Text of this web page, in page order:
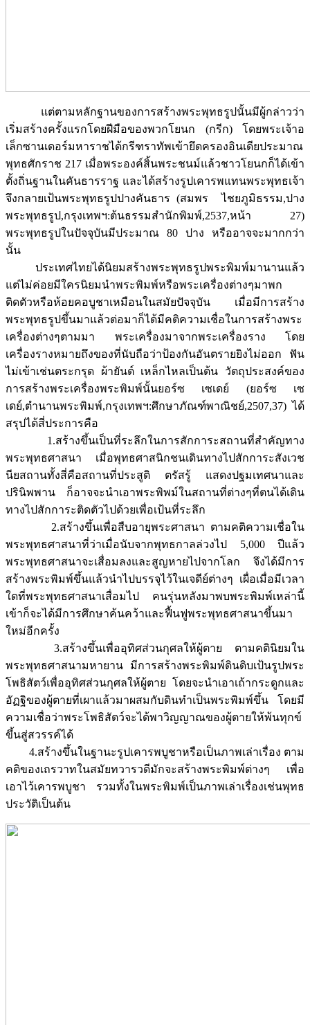
แต่ตามหลักฐานของการสร้างพระพุทธรูปนั้นมีผู้กล่าวว่า
เริ่มสร้างครั้งแรกโดยฝีมือของพวกโยนก (กรีก) โดยพระเจ้าอ
เล็กซานเดอร์มหาราชได้กรีฑราทัพเข้ายึดครองอินเดียประมาณ
พุทธศักราช 217 เมื่อพระองค์สิ้นพระชนม์แล้วชาวโยนกก็ได้เข้า
ตั้งถิ่นฐานในคันธารราฐ และได้สร้างรูปเคารพแทนพระพุทธเจ้า
จึงกลายเป้นพระพุทธรูปปางคันธาร (สมพร ไชยภูมิธรรม,ปาง
พระพุทธรูป,กรุงเทพฯ:ต้นธรรมสำนักพิมพ์,2537,หน้า 27)
พระพุทธรูปในปัจจุบันมีประมาณ 80 ปาง หรืออาจจะมากกว่า
นั้น
ประเทศไทยได้นิยมสร้างพระพุทธรูปพระพิมพ์มานานแล้ว
แต่ไม่ค่อยมีใครนิยมนำพระพิมพ์หรือพระเครื่องต่างๆมาพก
ติดตัวหรือห้อยคอบูชาเหมือนในสมัยปัจจุบัน เมื่อมีการสร้าง
พระพุทธรูปขึ้นมาแล้วต่อมาก็ได้มีคติความเชื่อในการสร้างพระ
เครื่องต่างๆตามมา พระเครื่องมาจากพระเครื่องราง โดย
เครื่องรางหมายถึงของที่นับถือว่าป้องกันอันตรายยิงไม่ออก ฟัน
ไม่เข้าเช่นตระกรุด ผ้ายันต์ เหล็กไหลเป็นต้น วัตถุประสงค์ของ
การสร้างพระเครื่องพระพิมพ์นั้นยอร์ซ เซเดย์ (ยอร์ซ เซ
เดย์,ตำนานพระพิมพ์,กรุงเทพฯ:ศึกษาภัณฑ์พาณิชย์,2507,37) ได้
สรุปได้สี่ประการคือ
1.สร้างขึ้นเป็นที่ระลึกในการสักการะสถานที่สำคัญทาง
พระพุทธศาสนา เมื่อพุทธศาสนิกชนเดินทางไปสักการะสังเวช
นียสถานทั้งสี่คือสถานที่ประสูติ ตรัสรู้ แสดงปฐมเทศนาและ
ปรินิพพาน ก็อาจจะนำเอาพระพิพม์ในสถานที่ต่างๆที่ตนได้เดิน
ทางไปสักการะติดตัวไปด้วยเพื่อเป้นที่ระลึก
2.สร้างขึ้นเพื่อสืบอายุพระศาสนา ตามคติความเชื่อใน
พระพุทธศาสนาที่ว่าเมื่อนับจากพุทธกาลล่วงไป 5,000 ปีแล้ว
พระพุทธศาสนาจะเสื่อมลงและสูญหายไปจากโลก จึงได้มีการ
สร้างพระพิมพ์ขึ้นแล้วนำไปบรรจุไว้ในเจดีย์ต่างๆ เผื่อเมื่อมีเวลา
ใดที่พระพุทธศาสนาเสื่อมไป คนรุ่นหลังมาพบพระพิมพ์เหล่านี้
เข้าก็จะได้มีการศึกษาค้นคว้าและฟื้นฟูพระพุทธศาสนาขึ้นมา
ใหม่อีกครั้ง
3.สร้างขึ้นเพื่ออุทิศส่วนกุศลให้ผู้ตาย ตามคตินิยมใน
พระพุทธศาสนามหายาน มีการสร้างพระพิมพ์ดินดิบเป้นรูปพระ
โพธิสัตว์เพื่ออุทิศส่วนกุศลให้ผู้ตาย โดยจะนำเอาเถ้ากระดูกและ
อัฏฐิของผู้ตายที่เผาแล้วมาผสมกับดินทำเป็นพระพิมพ์ขึ้น โดยมี
ความเชื่อว่าพระโพธิสัตว์จะได้พาวิญญาณของผู้ตายให้พ้นทุกข์
ขึ้นสู่สวรรค์ได้
4.สร้างขึ้นในฐานะรูปเคารพบูชาหรือเป็นภาพเล่าเรื่อง ตาม
คติของเถรวาทในสมัยทวารวดีมักจะสร้างพระพิมพ์ต่างๆ เพื่อ
เอาไว้เคารพบูชา รวมทั้งในพระพิมพ์เป็นภาพเล่าเรื่องเช่นพุทธ
ประวัติเป็นต้น